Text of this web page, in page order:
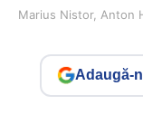
Marius Nistor, Anton
Adaugă-